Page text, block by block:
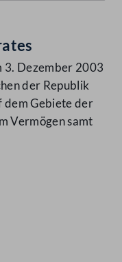
3. Dezember 2003
der Republik
dem Gebiete der
Vermögen samt